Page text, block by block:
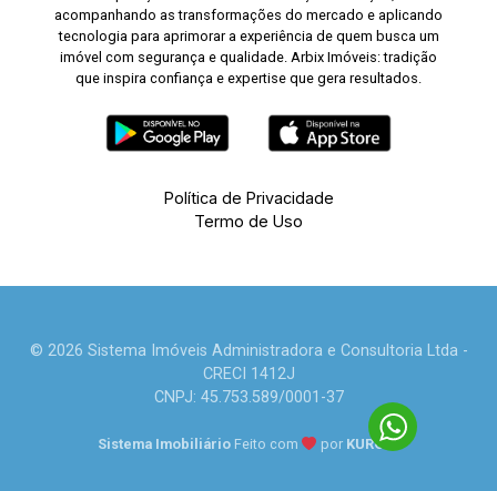
acompanhando as transformações do mercado e aplicando
tecnologia para aprimorar a experiência de quem busca um
imóvel com segurança e qualidade. Arbix Imóveis: tradição
que inspira confiança e expertise que gera resultados.
Política de Privacidade
Termo de Uso
© 2026 Sistema Imóveis Administradora e Consultoria Ltda -
CRECI 1412J
CNPJ: 45.753.589/0001-37
Sistema Imobiliário Feito com por KUROLE